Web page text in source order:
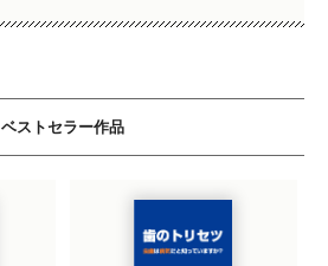
ベストセラー作品